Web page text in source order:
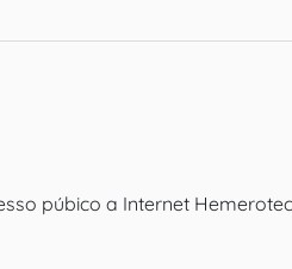
púbico a Internet